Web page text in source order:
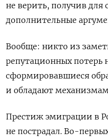
не верить, получив для
дополнительные
Вообще: никто из
репутационных потерь
сформировавшиеся
и обладают
Престиж эмиграции в
не пострадал. Во-